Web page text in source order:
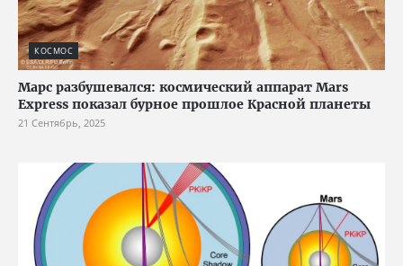
КОСМОС
Марс разбушевался: космический аппарат Mars
Express показал бурное прошлое Красной планеты
21 Сентябрь, 2025